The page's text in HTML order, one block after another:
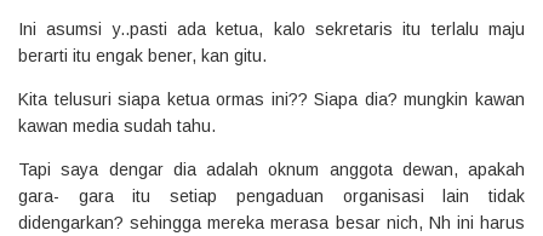
Ini asumsi y..pasti ada ketua, kalo sekretaris itu terlalu maju
berarti itu engak bener, kan gitu.
Kita telusuri siapa ketua ormas ini?? Siapa dia? mungkin kawan
kawan media sudah tahu.
Tapi saya dengar dia adalah oknum anggota dewan, apakah
gara- gara itu setiap pengaduan organisasi lain tidak
didengarkan? sehingga mereka merasa besar nich, Nh ini harus